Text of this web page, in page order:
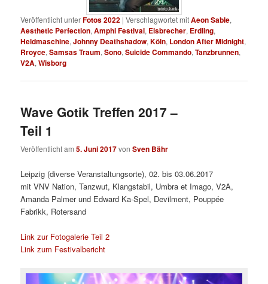
Veröffentlicht unterFotos 2022 |Verschlagwortet mitAeon Sable,
Aesthetic Perfection,Amphi Festival, Eisbrecher, Erdling,
Heldmaschine,Johnny Deathshadow,Köln, London After Midnight,
Rroyce,Samsas Traum,Sono,Suicide Commando,Tanzbrunnen,
V2A,Wisborg
Wave Gotik Treffen 2017 –
Teil 1
Veröffentlicht am5. Juni 2017vonSven Bähr
Leipzig (diverse Veranstaltungsorte), 02. bis 03.06.2017
mitVNV Nation, Tanzwut, Klangstabil, Umbra et Imago, V2A,
Amanda Palmer und Edward Ka-Spel, Devilment, Pouppée
Fabrikk, Rotersand
Link zur Fotogalerie Teil 2
Link zum Festivalbericht